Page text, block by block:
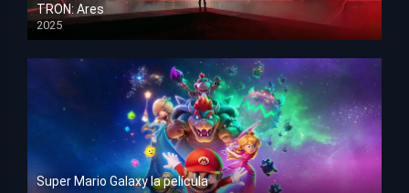
TRON: Ares
2025
HD 1080p
Super Mario Galaxy la película